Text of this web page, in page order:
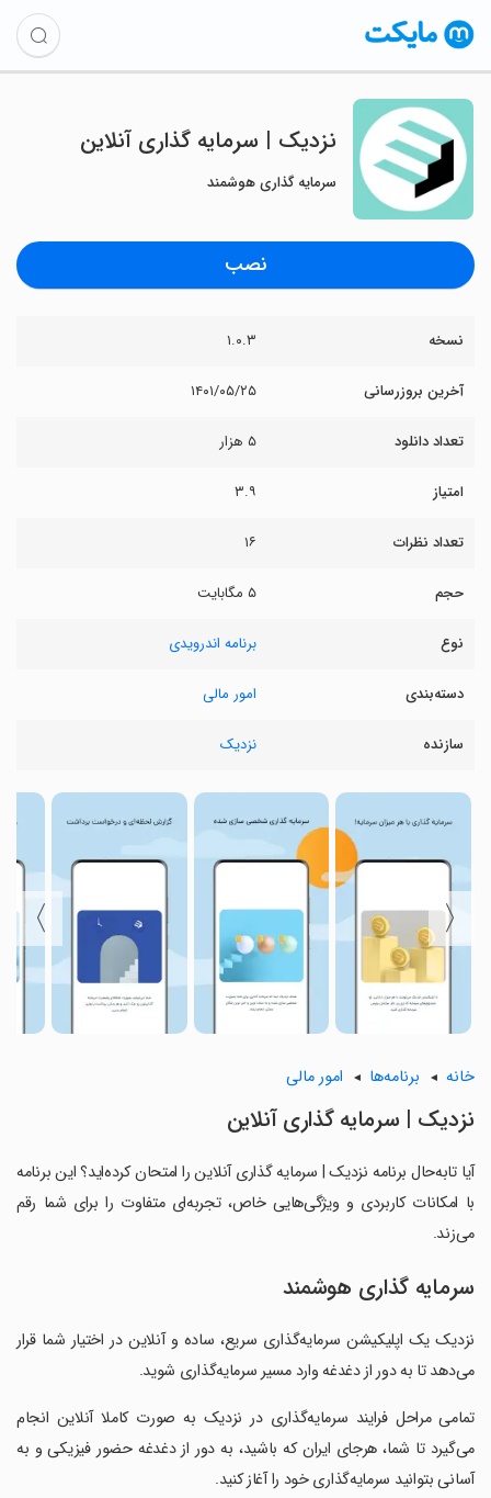
نزدیک | سرمایه گذاری آنلاین
سرمایه گذاری هوشمند
نصب
نسخه ۱.۰.۳
آخرین بروزرسانی ۱۴۰۱/۰۵/۲۵
تعداد دانلود ۵ هزار
امتیاز ۳.۹
تعداد نظرات ۱۶
حجم ۵ مگابایت
نوع برنامه اندرویدی
دسته‌بندی امور مالی
سازنده نزدیک
〈
〉
خانه برنامه‌ها امور مالی
نزدیک | سرمایه گذاری آنلاین
آیا تابه‌حال برنامه نزدیک | سرمایه گذاری آنلاین را امتحان کرده‌اید؟ این برنامه
با امکانات کاربردی و ویژگی‌هایی خاص، تجربه‌ای متفاوت را برای شما رقم
می‌زند.
سرمایه گذاری هوشمند
نزدیک یک اپلیکیشن سرمایه‌گذاری سریع، ساده و آنلاین در اختیار شما قرار
می‌دهد تا به دور از دغدغه وارد مسیر سرمایه‌گذاری شوید.
‏تمامی مراحل فرایند سرمایه‌گذاری در نزدیک به صورت کاملا آنلاین انجام
می‌گیرد تا شما، هرجای ایران که باشید، به دور از دغدغه حضور فیزیکی و به
آسانی بتوانید سرمایه‌گذاری خود را آغاز کنید.